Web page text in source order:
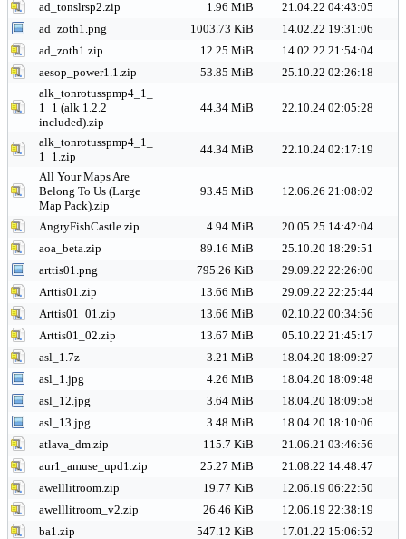
ad_tonslrsp2.zip
1.96 MiB
21.04.22 04:43:05
ad_zoth1.png
1003.73 KiB
14.02.22 19:31:06
ad_zoth1.zip
12.25 MiB
14.02.22 21:54:04
aesop_power1.1.zip
53.85 MiB
25.10.22 02:26:18
alk_tonrotusspmp4_1_
1_1 (alk 1.2.2
included).zip
44.34 MiB 22.10.24 02:05:28
alk_tonrotusspmp4_1_
1_1.zip
44.34 MiB
22.10.24 02:17:19
All Your Maps Are
Belong To Us (Large
Map Pack).zip
93.45 MiB 12.06.26 21:08:02
AngryFishCastle.zip 4.94 MiB
20.05.25 14:42:04
aoa_beta.zip
89.16 MiB
25.10.20 18:29:51
arttis01.png
795.26 KiB
29.09.22 22:26:00
Arttis01.zip
13.66 MiB
29.09.22 22:25:44
Arttis01_01.zip
13.66 MiB
02.10.22 00:34:56
Arttis01_02.zip
13.67 MiB
05.10.22 21:45:17
asl_1.7z
3.21 MiB
18.04.20 18:09:27
asl_1.jpg
4.26 MiB
18.04.20 18:09:48
asl_12.jpg
3.64 MiB
18.04.20 18:09:58
asl_13.jpg
3.48 MiB
18.04.20 18:10:06
atlava_dm.zip
115.7 KiB
21.06.21 03:46:56
aur1_amuse_upd1.zip
25.27 MiB
21.08.22 14:48:47
awelllitroom.zip
19.77 KiB
12.06.19 06:22:50
awelllitroom_v2.zip
26.46 KiB
12.06.19 22:38:19
ba1.zip
547.12 KiB
17.01.22 15:06:52